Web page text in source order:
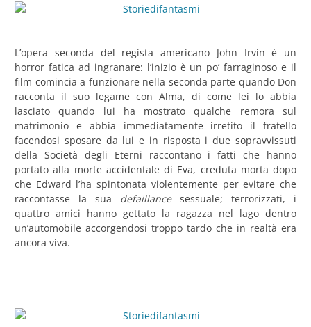
L’opera seconda del regista americano John Irvin è un
horror fatica ad ingranare: l’inizio è un po’ farraginoso e il
film comincia a funzionare nella seconda parte quando Don
racconta il suo legame con Alma, di come lei lo abbia
lasciato quando lui ha mostrato qualche remora sul
matrimonio e abbia immediatamente irretito il fratello
facendosi sposare da lui e in risposta i due sopravvissuti
della Società degli Eterni raccontano i fatti che hanno
portato alla morte accidentale di Eva, creduta morta dopo
che Edward l’ha spintonata violentemente per evitare che
raccontasse la sua defaillancesessuale; terrorizzati, i
quattro amici hanno gettato la ragazza nel lago dentro
un’automobile accorgendosi troppo tardo che in realtà era
ancora viva.